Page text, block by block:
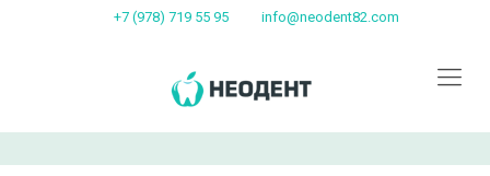
+7 (978) 719 55 95 info@neodent82.com